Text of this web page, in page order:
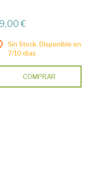
€
Sin Stock. Disponible en
7/10 días.
COMPRAR